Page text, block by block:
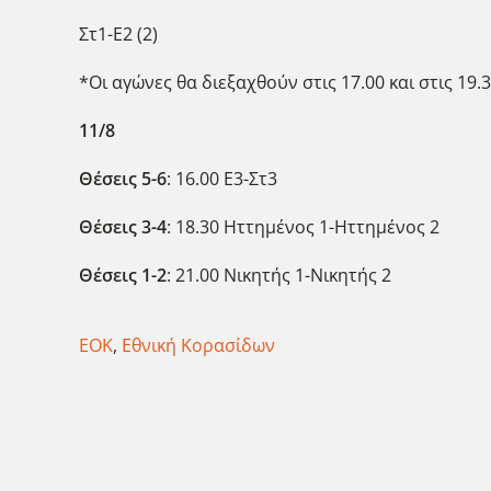
Στ1-Ε2 (2)
*Οι αγώνες θα διεξαχθούν στις 17.00 και στις
11/8
Θέσεις 5-6: 16.00 Ε3-Στ3
Θέσεις 3-4: 18.30 Ηττημένος 1-Ηττημένος 2
Θέσεις 1-2: 21.00 Νικητής 1-Νικητής 2
ΕΟΚ, Εθνική Κορασίδων